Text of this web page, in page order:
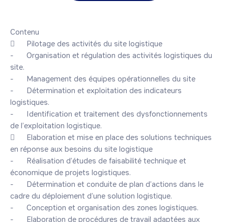
Contenu
	Pilotage des activités du site logistique
-	Organisation et régulation des activités logistiques du
site.
-	Management des équipes opérationnelles du site
-	Détermination et exploitation des indicateurs
logistiques.
-	Identification et traitement des dysfonctionnements
de l’exploitation logistique.
	Elaboration et mise en place des solutions techniques
en réponse aux besoins du site logistique
-	Réalisation d’études de faisabilité technique et
économique de projets logistiques.
-	Détermination et conduite de plan d’actions dans le
cadre du déploiement d’une solution logistique.
-	Conception et organisation des zones logistiques.
-	Elaboration de procédures de travail adaptées aux